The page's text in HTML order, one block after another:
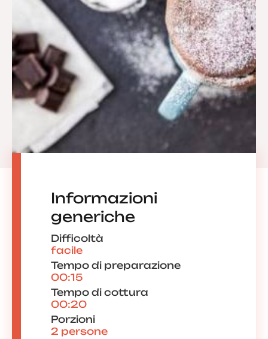
Informazioni
generiche
Difficoltà
facile
Tempo di preparazione
00:15
Tempo di cottura
00:20
Porzioni
2 persone